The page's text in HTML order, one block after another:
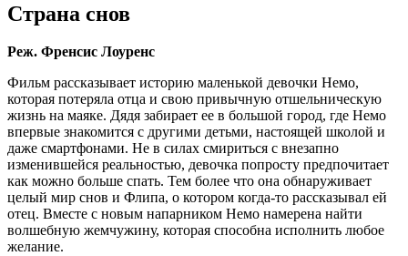
Страна снов
Реж. Френсис Лоуренс
Фильм рассказывает историю маленькой девочки Немо,
которая потеряла отца и свою привычную отшельническую
жизнь на маяке. Дядя забирает ее в большой город, где Немо
впервые знакомится с другими детьми, настоящей школой и
даже смартфонами. Не в силах смириться с внезапно
изменившейся реальностью, девочка попросту предпочитает
как можно больше спать. Тем более что она обнаруживает
целый мир снов и Флипа, о котором когда-то рассказывал ей
отец. Вместе с новым напарником Немо намерена найти
волшебную жемчужину, которая способна исполнить любое
желание.